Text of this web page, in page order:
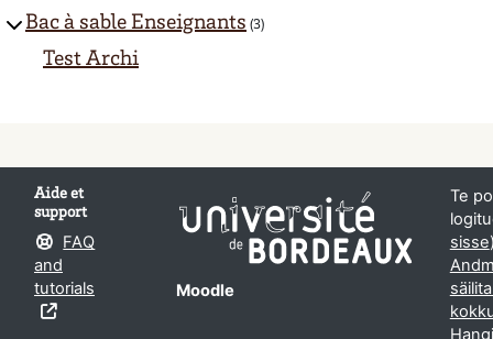
Bac à sable Enseignants (3)
Test Archi
Aide et
support
FAQ
and
tutorials
Moodle
Te
sisse